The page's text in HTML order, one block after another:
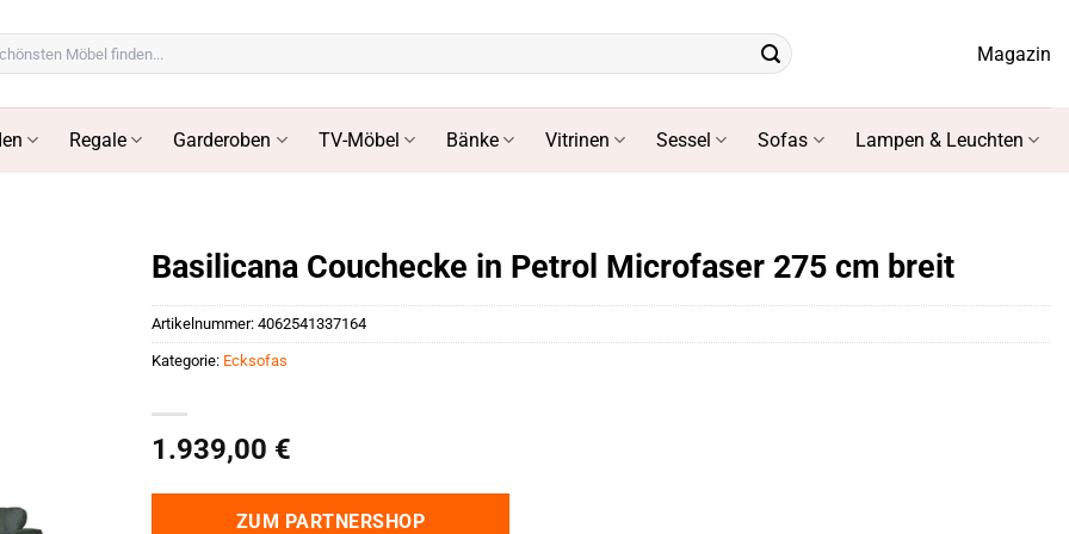
Magazin
Regale Garderoben TV-Möbel Bänke Vitrinen Sessel Sofas Lampen & Leuchten
Basilicana Couchecke in Petrol Microfaser 275 cm breit
1.939,00 €
ZUM PARTNERSHOP
Artikelnummer: 4062541337164
Kategorie: Ecksofas